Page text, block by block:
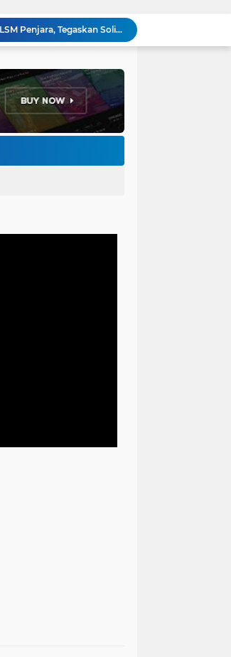
Forum Ormas Cimahi Dampingi Aksi Damai LSM Penjara, Tegaskan Solidaritas dan Jaga Kondusivitas
Perkuat Keamanan Lingkungan, Bhabinkamtibmas Baros Gelar Pembinaan Siskamling di RW 06
Sambut Agen Perubahan, Ketua DPRD Cimahi Ajak Mahasiswa KKN UIN Bandung Hadirkan Solusi Nyata
Bhabinkamtibmas Baros Sambangi Warga, Selesaikan Keluhan Bau Kandang Ayam Hingga Imbau Cegah 3C
Jemput Bola Disdukcapil Cimahi, Wali Kota Ngatiyana Serahkan 771 Dokumen Baru untuk Warga Terdampak Ganti Nama Jalan
Adhitia Yudistira: APBD Adalah Instrumen Kesejahteraan, Bukan Sekadar Catatan Angka